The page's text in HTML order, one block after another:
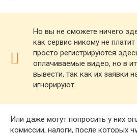
Но вы не сможете ничего
как сервис никому не
просто регистрируются
оплачиваемые видео, но в
вывести, так как их заявки
игнорируют.
Или даже могут попросить у них
комиссии, налоги, после которых